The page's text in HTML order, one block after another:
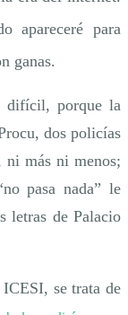
apareceré para
ganas.
difícil, porque la
dos policías
ni más ni menos;
pasa nada” le
letras de Palacio
se trata de